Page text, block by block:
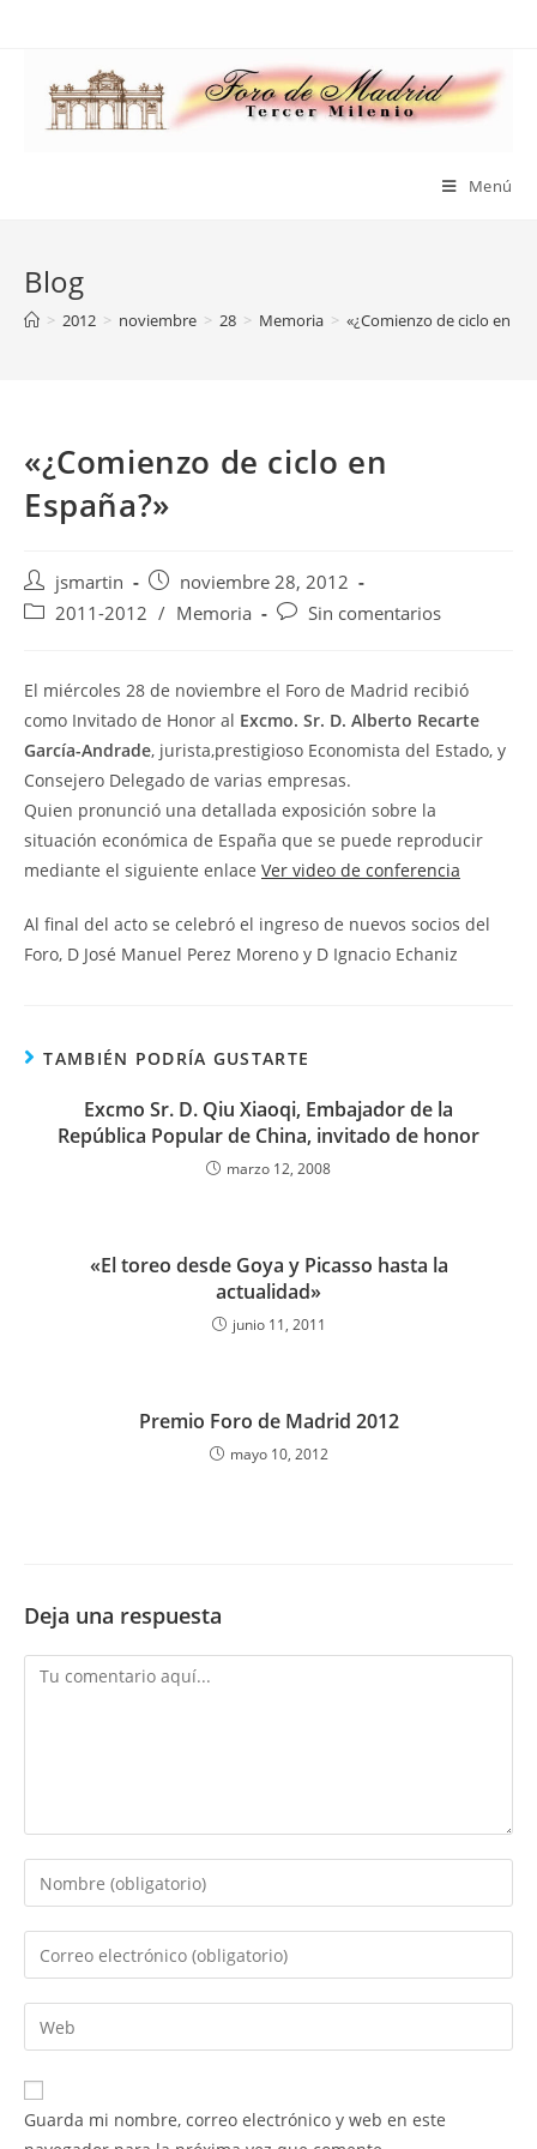
Menú
Blog
> 2012 > noviembre > 28 > Memoria > «¿Comienzo de ciclo en
«¿Comienzo de ciclo en
España?»
Autor
de
jsmartin
Publicación
de
noviembre 28, 2012
Categoría
entrada:
2011-2012 / Memoria
Comentarios
entrada:
Sin comentarios
El miércoles 28 de noviembre el Foro de Madrid recibió
como Invitado de Honor al Excmo. Sr. D. Alberto Recarte
García-Andrade, jurista,prestigioso Economista del Estado, y
Consejero Delegado de varias empresas.
Quien pronunció una detallada exposición sobre la
situación económica de España que se puede reproducir
mediante el siguiente enlace Ver video de conferencia
Al final del acto se celebró el ingreso de nuevos socios del
Foro, D José Manuel Perez Moreno y D Ignacio Echaniz
TAMBIÉN PODRÍA GUSTARTE
Excmo Sr. D. Qiu Xiaoqi, Embajador de la
República Popular de China, invitado de honor
marzo 12, 2008
«El toreo desde Goya y Picasso hasta la
actualidad»
junio 11, 2011
Premio Foro de Madrid 2012
mayo 10, 2012
Deja una respuesta
Comentario
Introduce
tu
nombre
de
usuario
para
comentar
Introduce
tu
dirección
de
electrónico
para
Introduce
la
URL
de
Guarda mi nombre, correo electrónico y web en este